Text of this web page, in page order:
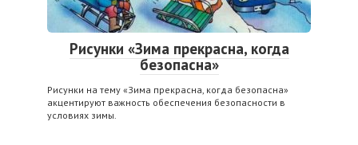
Рисунки «Зима прекрасна, когда
безопасна»
Рисунки на тему «Зима прекрасна, когда безопасна»
акцентируют важность обеспечения безопасности в
условиях зимы.